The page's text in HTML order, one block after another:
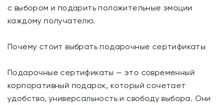
с выбором и подарить положительные эмоции
каждому получателю.
Почему стоит выбрать подарочные сертификаты
Подарочные сертификаты — это современный
корпоративный подарок, который сочетает
удобство, универсальность и свободу выбора. Они